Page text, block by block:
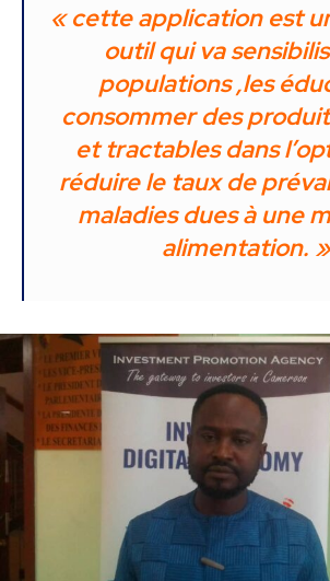
« cette application est
outil qui va
populations ,les
consommer des
et tractables dans
réduire le taux de
maladies dues à une
alimentation. »